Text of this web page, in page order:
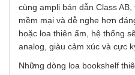
cùng ampli bán dẫn Class
mềm mại và dễ nghe hơn
hoặc loa thiên ấm, hệ thống
analog, giàu cảm xúc và cực
Những dòng loa bookshelf